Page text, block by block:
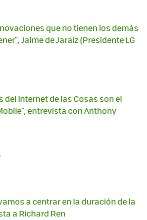
que no tienen los demás
Jaime de Jaraíz (Presidente LG
del Internet de las Cosas son el
entrevista con Anthony
a centrar en la duración de la
a Richard Ren